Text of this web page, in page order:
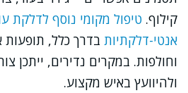
קילוף. טיפול מקומי נוסף לדלקת
אנטי-דלקתיות בדרך כלל, תופעות
וחולפות. במקרים נדירים, ייתכן
ולהיוועץ באיש מקצוע.